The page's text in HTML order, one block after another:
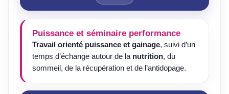
Puissance et séminaire performance
Travail orienté puissance et gainage, suivi d’un
temps d’échange autour de la nutrition, du
sommeil, de la récupération et de l’antidopage.